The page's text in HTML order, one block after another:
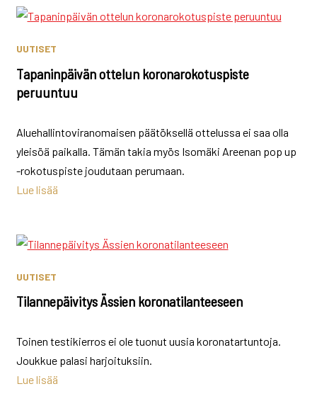
UUTISET
Tapaninpäivän ottelun koronarokotuspiste
peruuntuu
Aluehallintoviranomaisen päätöksellä ottelussa ei saa olla
yleisöä paikalla. Tämän takia myös Isomäki Areenan pop up
-rokotuspiste joudutaan perumaan.
Lue lisää
UUTISET
Tilannepäivitys Ässien koronatilanteeseen
Toinen testikierros ei ole tuonut uusia koronatartuntoja.
Joukkue palasi harjoituksiin.
Lue lisää